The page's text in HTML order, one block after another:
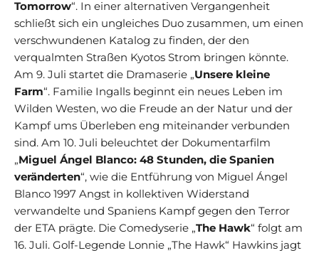
Tomorrow“. In einer alternativen Vergangenheit
schließt sich ein ungleiches Duo zusammen, um einen
verschwundenen Katalog zu finden, der den
verqualmten Straßen Kyotos Strom bringen könnte.
Am 9. Juli startet die Dramaserie „Unsere kleine
Farm“. Familie Ingalls beginnt ein neues Leben im
Wilden Westen, wo die Freude an der Natur und der
Kampf ums Überleben eng miteinander verbunden
sind. Am 10. Juli beleuchtet der Dokumentarfilm
„Miguel Ángel Blanco: 48 Stunden, die Spanien
veränderten“, wie die Entführung von Miguel Ángel
Blanco 1997 Angst in kollektiven Widerstand
verwandelte und Spaniens Kampf gegen den Terror
der ETA prägte. Die Comedyserie „The Hawk“ folgt am
16. Juli. Golf-Legende Lonnie „The Hawk“ Hawkins jagt